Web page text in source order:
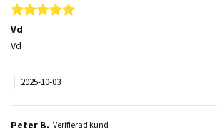
5.0 star rating
Vd
Review by Jens N. on 3 Oct 2025
review stating Vd
Vd
2025-10-03
Peter B. Verifierad kund